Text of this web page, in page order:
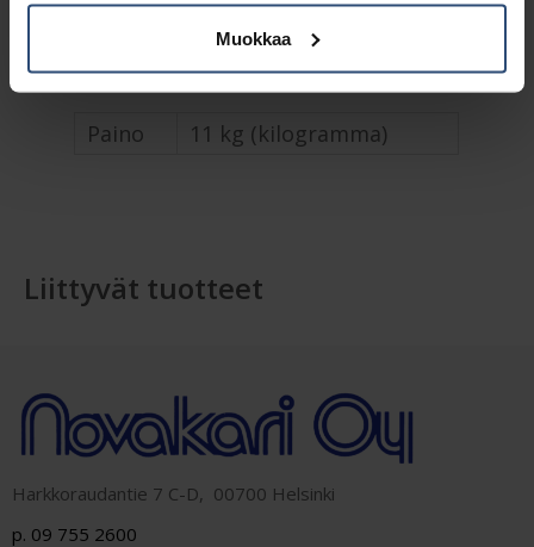
Muokkaa
Paino 11 kg (kilogramma)
Liittyvät tuotteet
Harkkoraudantie 7 C-D, 00700 Helsinki
p. 09 755 2600